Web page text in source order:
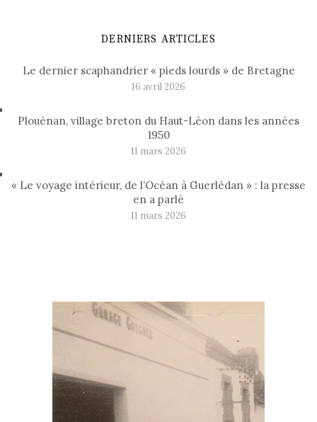
DERNIERS ARTICLES
Le dernier scaphandrier « pieds lourds » de Bretagne
16 avril 2026
Plouénan, village breton du Haut-Léon dans les années
1950
11 mars 2026
« Le voyage intérieur, de l’Océan à Guerlédan » : la presse
en a parlé
11 mars 2026